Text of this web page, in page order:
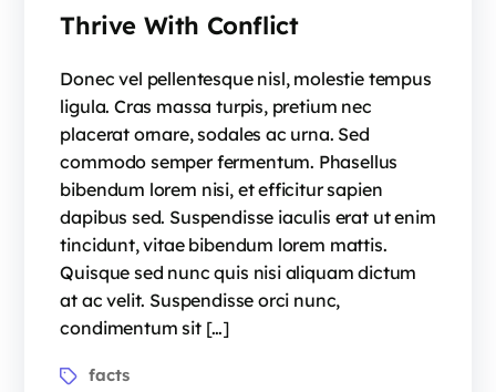
Thrive With Conflict
Donec vel pellentesque nisl, molestie tempus
ligula. Cras massa turpis, pretium nec
placerat ornare, sodales ac urna. Sed
commodo semper fermentum. Phasellus
bibendum lorem nisi, et efficitur sapien
dapibus sed. Suspendisse iaculis erat ut enim
tincidunt, vitae bibendum lorem mattis.
Quisque sed nunc quis nisi aliquam dictum
at ac velit. Suspendisse orci nunc,
condimentum sit […]
facts